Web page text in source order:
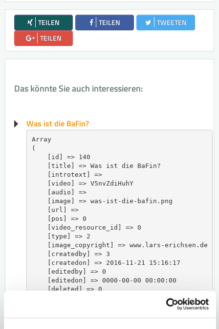
TEILEN TEILEN
TWEETEN
TEILEN
Das könnte Sie auch interessieren:
Was ist die BaFin?
Array
(
    [id] => 140
    [title] => Was ist die BaFin?
    [introtext] =>
    [video] => V5nvZdiHuhY
    [audio] =>
    [image] => was-ist-die-bafin.png
    [url] =>
    [pos] => 0
    [video_resource_id] => 0
    [type] => 2
    [image_copyright] => www.lars-erichsen.de
    [createdby] => 3
    [createdon] => 2016-11-21 15:16:17
    [editedby] => 0
    [editedon] => 0000-00-00 00:00:00
    [deleted] => 0
    [deletedon] => 0000-00-00 00:00:00